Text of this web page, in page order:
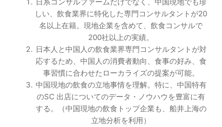
日系コンサルファームだけでなく、中国現地でも珍
しい、飲食業界に特化した専門コンサルタントが20
名以上在籍。現地企業を含めて、飲食コンサルで
200社以上の実績。
日本人と中国人の飲食業界専門コンサルタントが対
応するため、中国人の消費者動向、食事の好み、食
事習慣に合わせたローカライズの提案が可能。
中国現地の飲食の立地事情を理解。特に、中国特有
のSC 出店についてのデータ・ノウハウを豊富に有
する。（中国現地の飲食トップ企業も、船井上海の
立地分析を利用）